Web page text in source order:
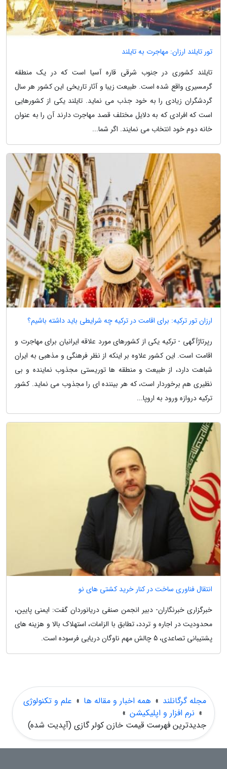
تور تایلند ارزان: مهاجرت به تایلند
تایلند کشوری در جنوب شرقی قاره آسیا است که در یک منطقه
گرمسیری واقع شده است. طبیعت زیبا و آثار تاریخی این کشور هر سال
گردشگران زیادی را به خود جذب می نماید. تایلند یکی از کشورهایی
است که افرادی که به دلایل مختلف قصد مهاجرت دارند آن را به عنوان
خانه دوم خود انتخاب می نمایند. اگر شما...
ارزان تور ترکیه: برای اقامت در ترکیه چه شرایطی باید داشته باشیم؟
رپرتاژآگهی - ترکیه یکی از کشورهای مورد علاقه ایرانیان برای مهاجرت و
اقامت است. این کشور علاوه بر اینکه از نظر فرهنگی و مذهبی به ایران
شباهت دارد، از طبیعت و منطقه ها توریستی مجذوب نماینده و بی
نظیری هم برخوردار است، که هر بیننده ای را مجذوب می نماید. کشور
ترکیه دروازه ورود به اروپا...
انتقال فناوری ساخت در کنار خرید کشتی های نو
خبرگزاری خبرنگاران- دبیر انجمن صنفی دریانوردان گفت: ایمنی پایین،
محدودیت در اجاره و تردد، تطابق با الزامات، استهلاک بالا و هزینه های
پشتیبانی تصاعدی، 5 چالش مهم ناوگان دریایی فرسوده است.
مجله گرگانلند » همه اخبار و مقاله ها » علم و تکنولوژی
» نرم افزار و اپلیکیشن »
جدیدترین فهرست قیمت خازن کولر گازی (آپدیت شده)